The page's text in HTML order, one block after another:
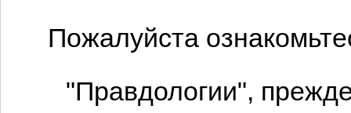
Пожалуйста
"Правдологии",